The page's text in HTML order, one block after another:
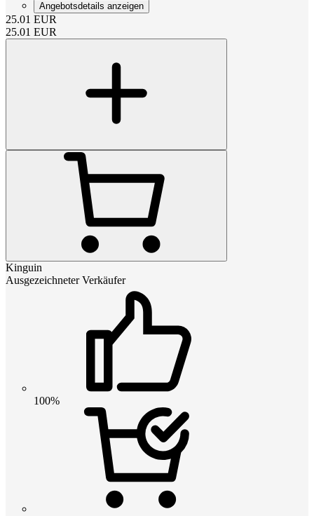
Angebotsdetails anzeigen
25.01 EUR
25.01 EUR
Kinguin
Ausgezeichneter Verkäufer
100%